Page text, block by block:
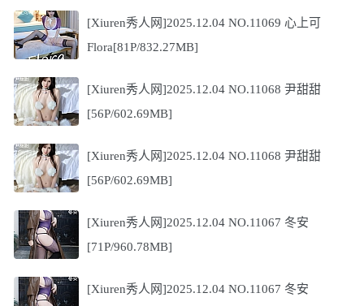
[Xiuren秀人网]2025.12.04 NO.11069 心上可
Flora[81P/832.27MB]
[Xiuren秀人网]2025.12.04 NO.11068 尹甜甜
[56P/602.69MB]
[Xiuren秀人网]2025.12.04 NO.11068 尹甜甜
[56P/602.69MB]
[Xiuren秀人网]2025.12.04 NO.11067 冬安
[71P/960.78MB]
[Xiuren秀人网]2025.12.04 NO.11067 冬安